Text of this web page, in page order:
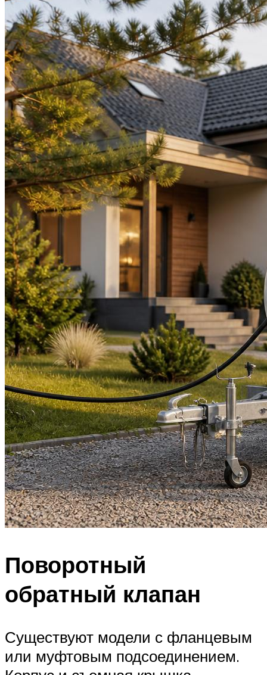
Поворотный
обратный клапан
Существуют модели с фланцевым
или муфтовым подсоединением.